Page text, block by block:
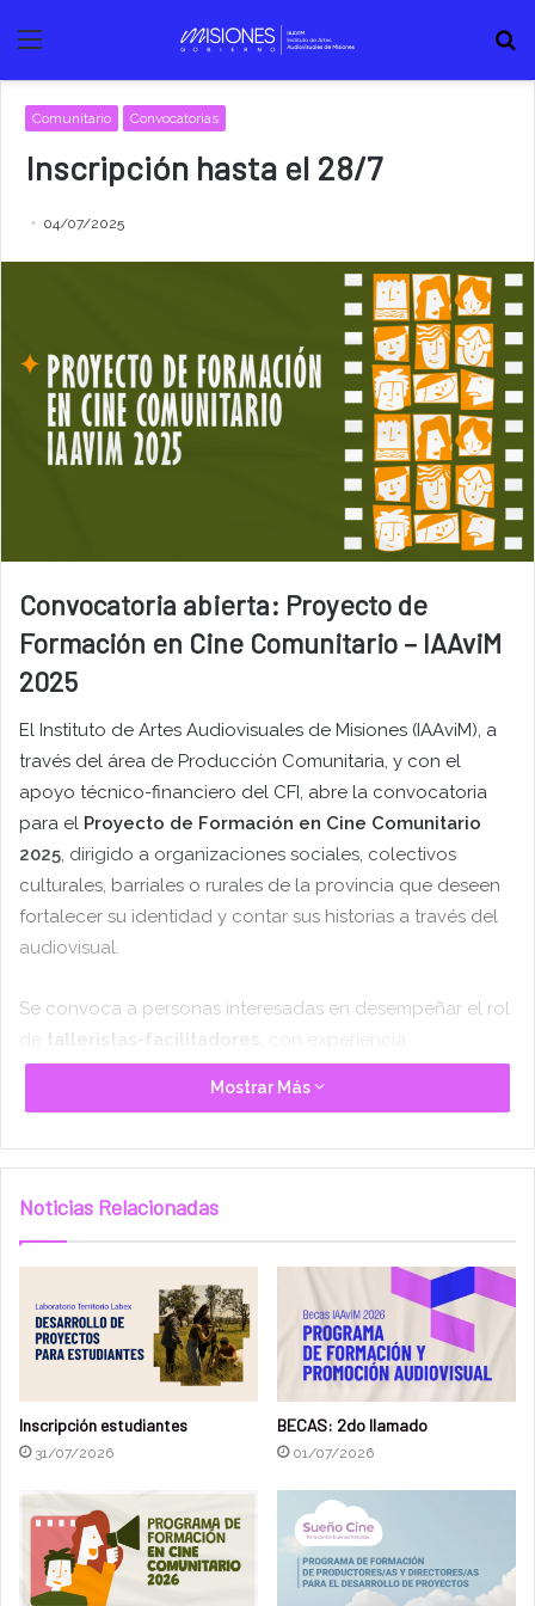
Menú
Comunitario Convocatorias
Inscripción hasta el 28/7
04/07/2025
Convocatoria abierta: Proyecto de
Formación en Cine Comunitario – IAAviM
2025
El Instituto de Artes Audiovisuales de Misiones (IAAviM), a
través del área de Producción Comunitaria, y con el
apoyo técnico-financiero del CFI, abre la convocatoria
para el Proyecto de Formación en Cine Comunitario
2025, dirigido a organizaciones sociales, colectivos
culturales, barriales o rurales de la provincia que deseen
fortalecer su identidad y contar sus historias a través del
audiovisual.
Se convoca a personas interesadas en desempeñar el rol
de talleristas-facilitadores
comprobable en cine comunitario, educación popular,
orientada a grupos organizados, sin límite de edad, que
busquen desarrollar procesos colectivos de creación
El proyecto contempla:
Unalínea específica de formación de formadores
con instancias destinadas a fortalecer las
los/as talleristas seleccionados/as.
proyecciones didácticas, espacios de cine debate y
otras actividades vinculadas al lenguaje audiovisual.
La realización de uncortometraje colectivo de
Mostrar Más
Noticias Relacionadas
Inscripción estudiantes
31/07/2026
BECAS: 2do llamado
01/07/2026